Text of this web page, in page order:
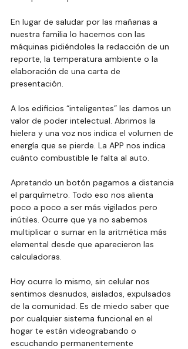
En lugar de saludar por las mañanas a
nuestra familia lo hacemos con las
máquinas pidiéndoles la redacción de un
reporte, la temperatura ambiente o la
elaboración de una carta de
presentación.
A los edificios “inteligentes” les damos un
valor de poder intelectual. Abrimos la
hielera y una voz nos indica el volumen de
energía que se pierde. La APP nos indica
cuánto combustible le falta al auto.
Apretando un botón pagamos a distancia
el parquímetro. Todo eso nos alienta
poco a poco a ser más vigilados pero
inútiles. Ocurre que ya no sabemos
multiplicar o sumar en la aritmética más
elemental desde que aparecieron las
calculadoras.
Hoy ocurre lo mismo, sin celular nos
sentimos desnudos, aislados, expulsados
de la comunidad. Es de miedo saber que
por cualquier sistema funcional en el
hogar te están videograbando o
escuchando permanentemente